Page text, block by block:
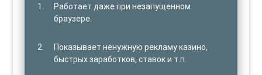
Работает даже при незапущенном
браузере.
Показывает ненужную рекламу казино,
быстрых заработков, ставок и т.п.